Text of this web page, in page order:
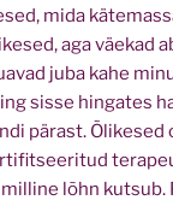
mida
aga väekad
juba kahe
sisse hingates
pärast. Õlikesed
lõhn kutsub.